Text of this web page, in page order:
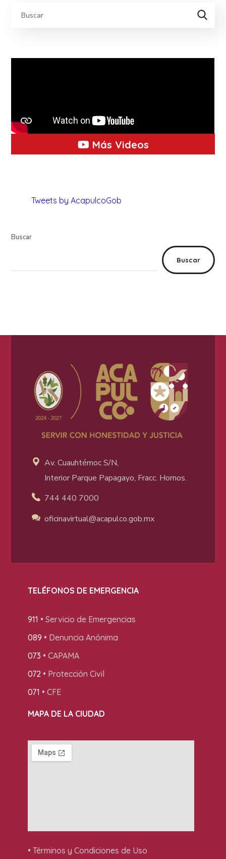
Más Videos
Tweets by AcapulcoGob
Buscar
Buscar
Av. Cuauhtémoc S/N,
Interior Parque Papagayo, Fracc. Hornos.
744 440 7000
oficinavirtual@acapulco.gob.mx
TELÉFONOS DE EMERGENCIA
911 • Servicio de Emergencias
089 • Denuncia Anónima
073 • CAPAMA
072 • Protección Civil
071 • CFE
MAPA DE LA CIUDAD
• Términos y Condiciones de Uso